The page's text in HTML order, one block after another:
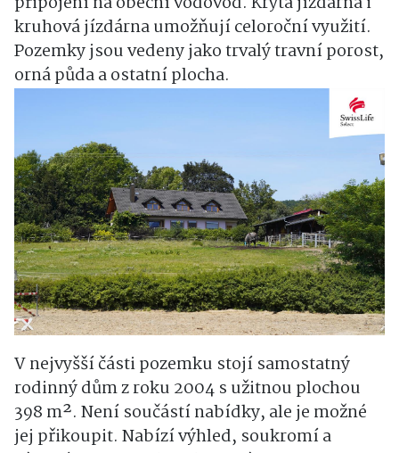
kruhová jízdárna umožňují celoroční využití.
Pozemky jsou vedeny jako trvalý travní porost,
orná půda a ostatní plocha.
V nejvyšší části pozemku stojí samostatný
rodinný dům z roku 2004 s užitnou plochou
398 m². Není součástí nabídky, ale je možné
jej přikoupit. Nabízí výhled, soukromí a